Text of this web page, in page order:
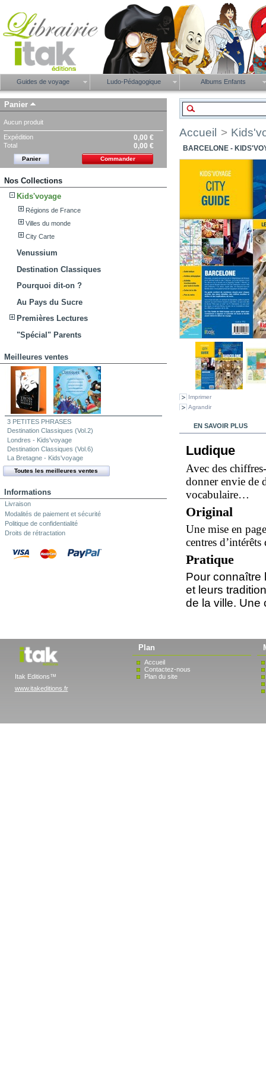
Guides de voyage Ludo-Pédagogique Albums Enfants
Panier
Aucun produit
Expédition 0,00 €
Total 0,00 €
Panier Commander
Nos Collections
Kids'voyage
Régions de France
Villes du monde
City Carte
Venussium
Destination Classiques
Pourquoi dit-on ?
Au Pays du Sucre
Premières Lectures
"Spécial" Parents
Meilleures ventes
3 PETITES PHRASES
Destination Classiques (Vol.2)
Londres - Kids'voyage
Destination Classiques (Vol.6)
La Bretagne - Kids'voyage
Toutes les meilleures ventes
Informations
Livraison
Modalités de paiement et sécurité
Politique de confidentialité
Droits de rétractation
Accueil >
BARCELONE -
Imprimer
Agrandir
EN SAVOIR PLUS
Ludique
Avec des
donner envie de
vocabulaire…
Original
Une mise en
centres
Pratique
Pour connaître
et leurs
de la ville. Une
Itak Editions™
www.itakeditions.fr
Plan
Accueil
Contactez-nous
Plan du site